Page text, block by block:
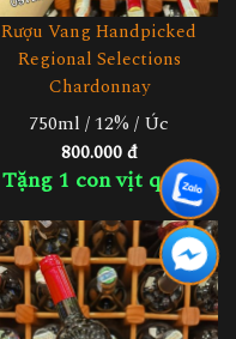
Rượu Vang Handpicked
Regional Selections
Chardonnay
750ml / 12% / Úc
800.000 đ
Tặng 1 con vịt quay